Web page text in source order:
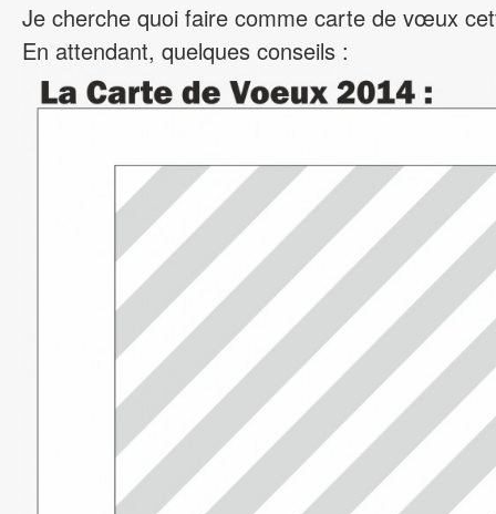
Je cherche quoi faire comme carte de vœux
En attendant, quelques conseils :